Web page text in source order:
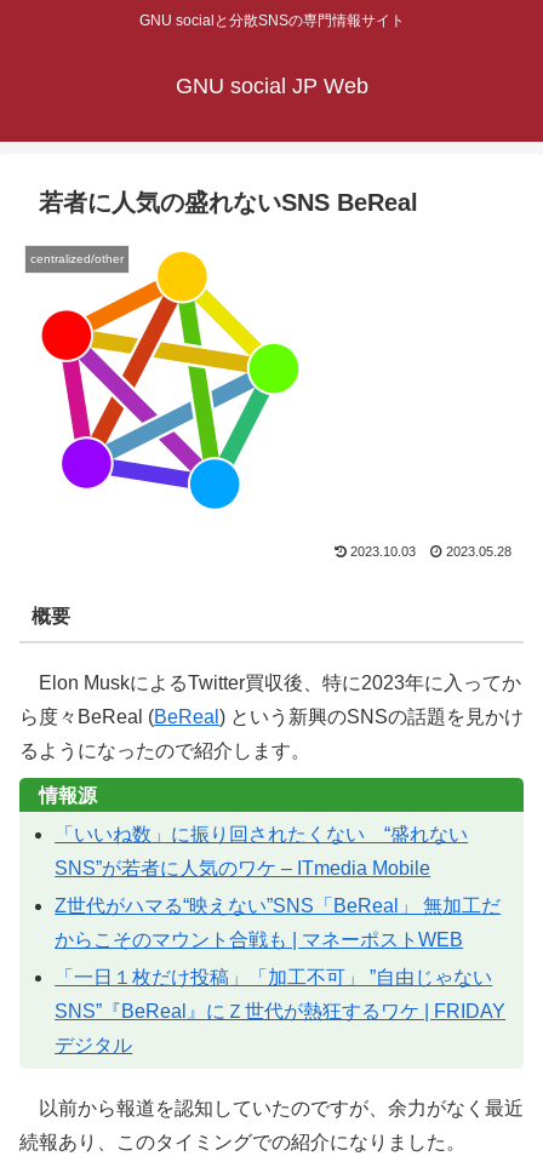
GNU socialと分散SNSの専門情報サイト
GNU social JP Web
若者に人気の盛れないSNS BeReal
centralized/other
2023.10.03 2023.05.28
概要
Elon MuskによるTwitter買収後、特に2023年に入ってか
ら度々BeReal (BeReal ) という新興のSNSの話題を見かけ
るようになったので紹介します。
情報源
「いいね数」に振り回されたくない “盛れない
SNS”が若者に人気のワケ – ITmedia Mobile
Z世代がハマる“映えない”SNS「BeReal」 無加工だ
からこそのマウント合戦も | マネーポストWEB
「一日１枚だけ投稿」「加工不可」 ”自由じゃない
SNS”『BeReal』にＺ世代が熱狂するワケ | FRIDAY
デジタル
以前から報道を認知していたのですが、余力がなく最近
続報あり、このタイミングでの紹介になりました。